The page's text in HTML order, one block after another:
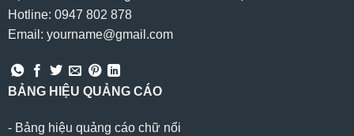
Hotline: 0947 802 878
Email: yourname@gmail.com
BẢNG HIỆU QUẢNG CÁO
- Bảng hiệu quảng cáo chữ nổi